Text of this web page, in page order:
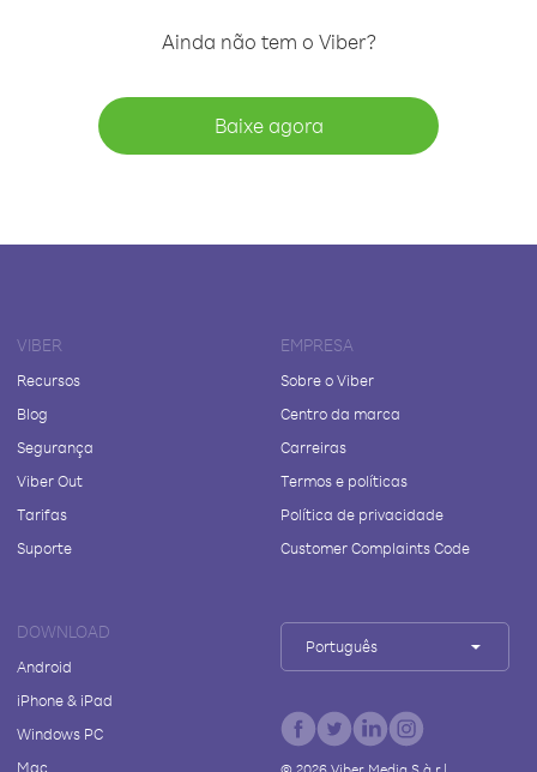
Ainda não tem o Viber?
Baixe agora
VIBER
Recursos
Blog
Segurança
Viber Out
Tarifas
Suporte
EMPRESA
Sobre o Viber
Centro da marca
Carreiras
Termos e políticas
Política de privacidade
Customer Complaints Code
DOWNLOAD
Android
iPhone & iPad
Windows PC
Mac
Português